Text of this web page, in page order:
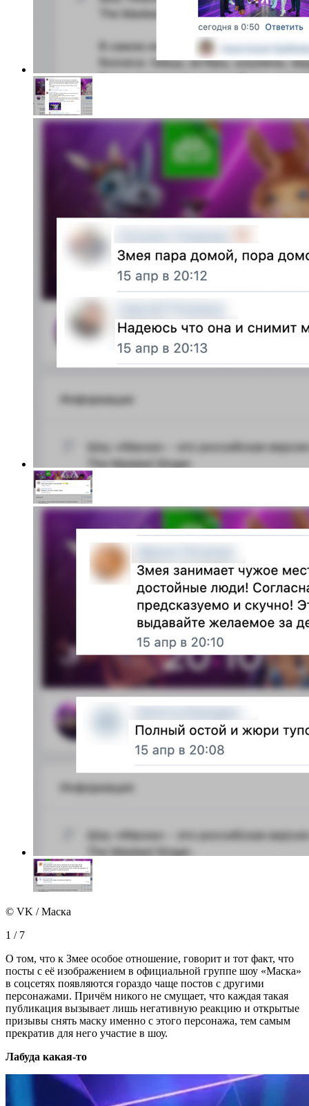
© VK / Маска
1 / 7
О том, что к Змее особое отношение, говорит и тот факт, что
посты с её изображением в официальной группе шоу «Маска»
в соцсетях появляются гораздо чаще постов с другими
персонажами. Причём никого не смущает, что каждая такая
публикация вызывает лишь негативную реакцию и открытые
призывы снять маску именно с этого персонажа, тем самым
прекратив для него участие в шоу.
Лабуда какая-то